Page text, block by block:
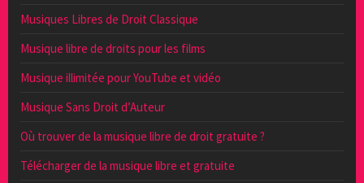
Musiques Libres de Droit Classique
Musique libre de droits pour les films
Musique illimitée pour YouTube et vidéo
Musique Sans Droit d’Auteur
Où trouver de la musique libre de droit gratuite ?
Télécharger de la musique libre et gratuite